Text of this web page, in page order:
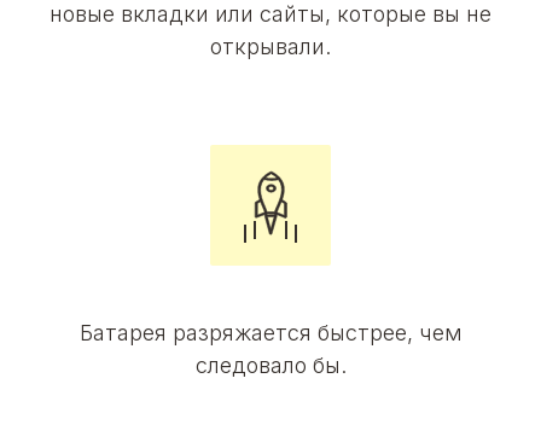
новые вкладки или сайты, которые вы не
открывали.
Батарея разряжается быстрее, чем
следовало бы.